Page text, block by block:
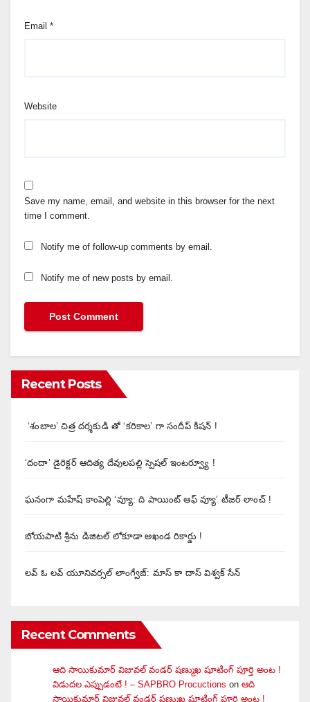
Email *
Website
Save my name, email, and website in this browser for the next
time I comment.
Notify me of follow-up comments by email.
Notify me of new posts by email.
Recent Posts
‘శంబాల’ చిత్ర దర్శకుడి తో ‘కరికాల’ గా సందీప్ కిషన్ !
‘దందా’ డైరెక్ట‌ర్ ఆదిత్య దేవులపల్లి స్పెషల్ ఇంటర్వ్యూ !
ఘనంగా మహేష్ కాంపెల్లి ‘వ్యూ: ది పాయింట్ ఆఫ్ వ్యూ’ టీజర్ లాంచ్ !
బోయపాటి శ్రీను డిజిటల్‌ లోకూడా అఖండ రికార్డు !
లవ్ ఓ లవ్ యూనివర్సల్ లాంగ్వేజ్‌: మాస్ కా దాస్ విశ్వక్ సేన్
Recent Comments
ఆది సాయికుమార్ విజువ‌ల్ వండ‌ర్ ష‌ణ్ముఖ షూటింగ్ పూర్తి అంట !
విడుదల ఎప్పుడంటే ! – SAPBRO Procuctions on ఆది
సాయికుమార్ విజువ‌ల్ వండ‌ర్ ష‌ణ్ముఖ షూటింగ్ పూర్తి అంట !